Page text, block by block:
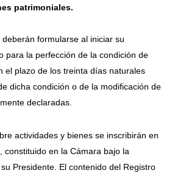
patrimoniales.
formularse al iniciar su
para la perfección de la condición de
el plazo de los treinta días naturales
dicha condición o de la modificación de
declaradas.
actividades y bienes se inscribirán en
constituido en la Cámara bajo la
Presidente. El contenido del Registro